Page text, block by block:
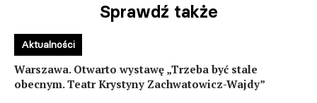
Sprawdź także
Warszawa. Otwarto wystawę „Trzeba być stale
obecnym. Teatr Krystyny Zachwatowicz-Wajdy”
Aktualności